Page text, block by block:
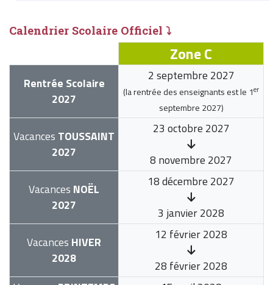
Calendrier Scolaire Officiel ⤵
Zone C
Rentrée Scolaire
2027
2 septembre 2027
(la rentrée des enseignants est le 1er
septembre 2027)
Vacances TOUSSAINT
2027
23 octobre 2027
8 novembre 2027
Vacances NOËL
2027
18 décembre 2027
3 janvier 2028
Vacances HIVER
2028
12 février 2028
28 février 2028